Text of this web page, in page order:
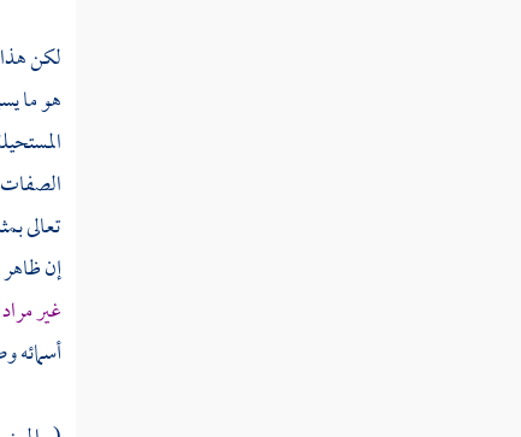
لكن
هو ما
تعالى
إن
غير مراد
أسمائه